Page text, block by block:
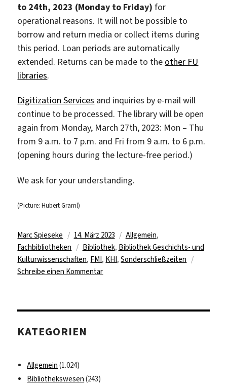
to 24th, 2023 (Monday to Friday) for
operational reasons. It will not be possible to
borrow and return media or collect items during
this period. Loan periods are automatically
extended. Returns can be made to the other FU
libraries.
Digitization Services and inquiries by e-mail will
continue to be processed. The library will be open
again from Monday, March 27th, 2023: Mon – Thu
from 9 a.m. to 7 p.m. and Fri from 9 a.m. to 6 p.m.
(opening hours during the lecture-free period.)
We ask for your understanding.
(Picture: Hubert Graml)
Autor
Marc Spieseke
Veröffentlicht
am
14. März 2023 Kategorien
Allgemein,
Fachbibliotheken
Schlagwörter
Bibliothek, Bibliothek Geschichts- und
Kulturwissenschaften, FMI, KHI,Sonderschließzeiten
Schreibe einen Kommentarzu
und
KATEGORIEN
Allgemein (1.024)
Bibliothekswesen (243)